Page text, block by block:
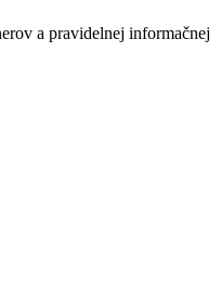
a pravidelnej informačnej